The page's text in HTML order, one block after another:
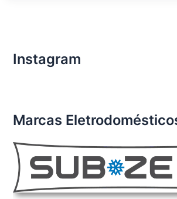
Instagram
Marcas